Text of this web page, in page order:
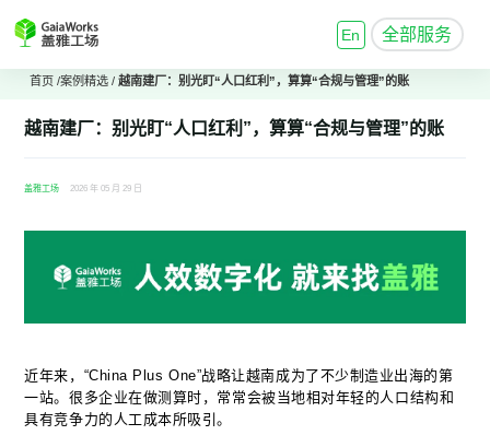
En 全部服务
首页 /案例精选 /越南建厂：别光盯“人口红利”，算算“合规与管理”的账
越南建厂：别光盯“人口红利”，算算“合规与管理”的账
盖雅工场 2026 年 05 月 29 日
近年来，“China Plus One”战略让越南成为了不少制造业出海的第
一站。很多企业在做测算时，常常会被当地相对年轻的人口结构和
具有竞争力的人工成本所吸引。